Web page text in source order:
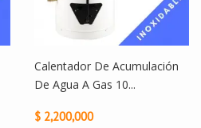
Calentador De Acumulación
De Agua A Gas 10...
$ 2,200,000